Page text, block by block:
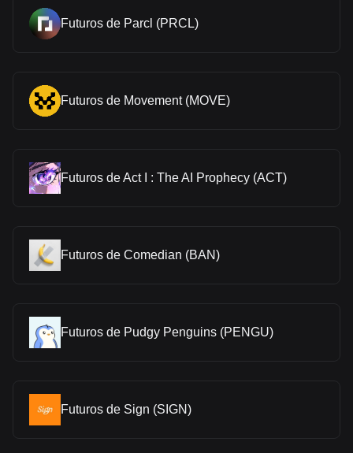
Futuros de Parcl (PRCL)
Futuros de Movement (MOVE)
Futuros de Act I : The AI Prophecy (ACT)
Futuros de Comedian (BAN)
Futuros de Pudgy Penguins (PENGU)
Futuros de Sign (SIGN)